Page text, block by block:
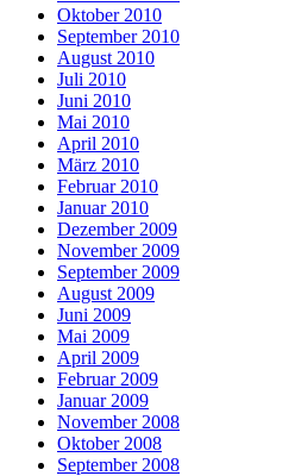
Oktober 2010
September 2010
August 2010
Juli 2010
Juni 2010
Mai 2010
April 2010
März 2010
Februar 2010
Januar 2010
Dezember 2009
November 2009
September 2009
August 2009
Juni 2009
Mai 2009
April 2009
Februar 2009
Januar 2009
November 2008
Oktober 2008
September 2008